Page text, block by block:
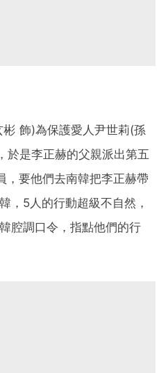
飾)為保護愛人尹世莉(孫
於是李正赫的父親派出第五
，要他們去南韓把李正赫帶
，5人的行動超級不自然，
腔調口令，指點他們的行